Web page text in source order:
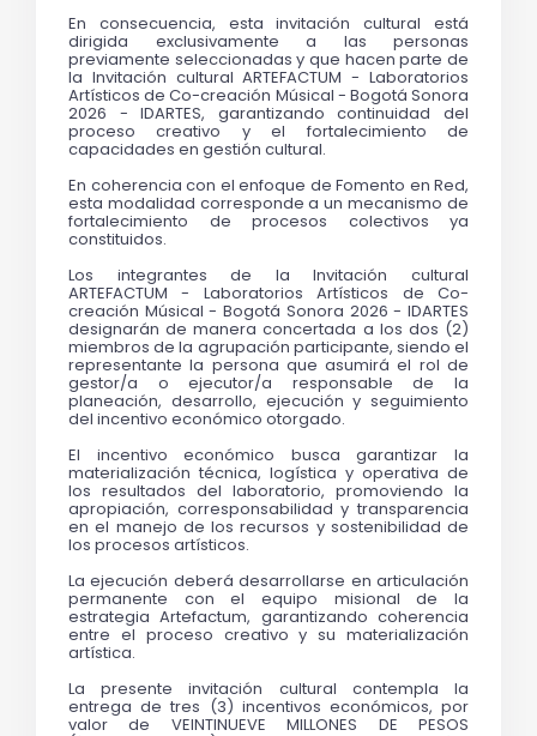
En consecuencia, esta invitación cultural está
dirigida exclusivamente a las personas
previamente seleccionadas y que hacen parte de
la Invitación cultural ARTEFACTUM - Laboratorios
Artísticos de Co-creación Músical - Bogotá Sonora
2026 - IDARTES, garantizando continuidad del
proceso creativo y el fortalecimiento de
capacidades en gestión cultural.
En coherencia con el enfoque de Fomento en Red,
esta modalidad corresponde a un mecanismo de
fortalecimiento de procesos colectivos ya
constituidos.
Los integrantes de la Invitación cultural
ARTEFACTUM - Laboratorios Artísticos de Co-
creación Músical - Bogotá Sonora 2026 - IDARTES
designarán de manera concertada a los dos (2)
miembros de la agrupación participante, siendo el
representante la persona que asumirá el rol de
gestor/a o ejecutor/a responsable de la
planeación, desarrollo, ejecución y seguimiento
del incentivo económico otorgado.
El incentivo económico busca garantizar la
materialización técnica, logística y operativa de
los resultados del laboratorio, promoviendo la
apropiación, corresponsabilidad y transparencia
en el manejo de los recursos y sostenibilidad de
los procesos artísticos.
La ejecución deberá desarrollarse en articulación
permanente con el equipo misional de la
estrategia Artefactum, garantizando coherencia
entre el proceso creativo y su materialización
artística.
La presente invitación cultural contempla la
entrega de tres (3) incentivos económicos, por
valor de VEINTINUEVE MILLONES DE PESOS